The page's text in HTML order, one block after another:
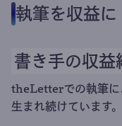
執筆を収益に
書き手の収益
theLetterでの執筆に
生まれ続けています。